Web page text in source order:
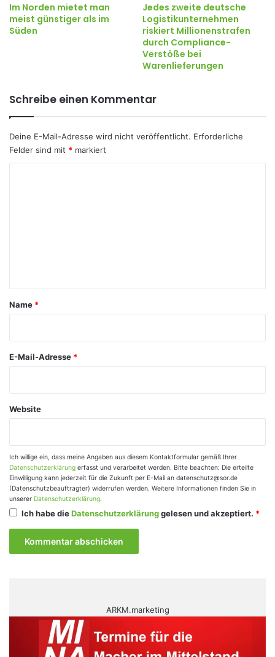
Im Norden mietet man
meist günstiger als im
Süden
Jedes zweite deutsche
Logistikunternehmen
riskiert Millionenstrafen
durch Compliance-
Verstöße bei
Warenlieferungen
Schreibe einen Kommentar
Deine E-Mail-Adresse wird nicht veröffentlicht. Erforderliche
Felder sind mit * markiert
a
Name *
E-Mail-Adresse *
Website
Ich willige ein, dass meine Angaben aus diesem Kontaktformular gemäß Ihrer
Datenschutzerklärung erfasst und verarbeitet werden. Bitte beachten: Die erteilte
Einwilligung kann jederzeit für die Zukunft per E-Mail an datenschutz@sor.de
(Datenschutzbeauftragter) widerrufen werden. Weitere Informationen finden Sie in
unserer Datenschutzerklärung.
Ich habe dieDatenschutzerklärunggelesen und akzeptiert. *
ARKM.marketing